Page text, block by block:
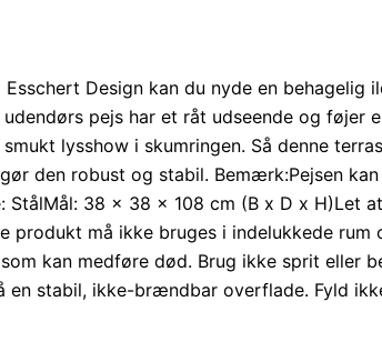
Design kan du nyde en
pejs har et råt udseende og
lysshow i skumringen. Så denne
den robust og stabil. Bemærk:Pejsen
StålMål: 38 x 38 x 108 cm (B x D x H)Let
produkt må ikke bruges i indelukkede
kan medføre død. Brug ikke sprit eller
stabil, ikke-brændbar overflade. Fyld